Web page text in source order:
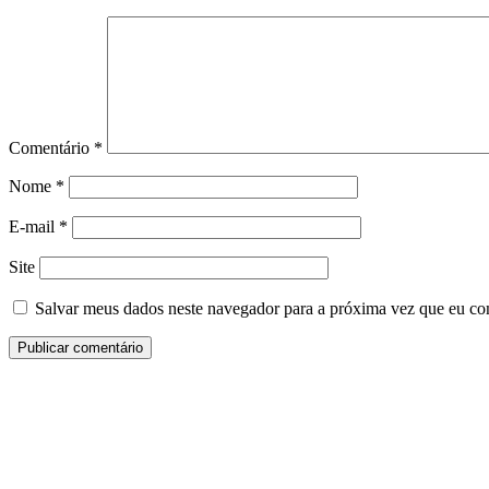
Comentário *
Nome *
E-mail *
Site
Salvar meus dados neste navegador para a próxima vez que eu